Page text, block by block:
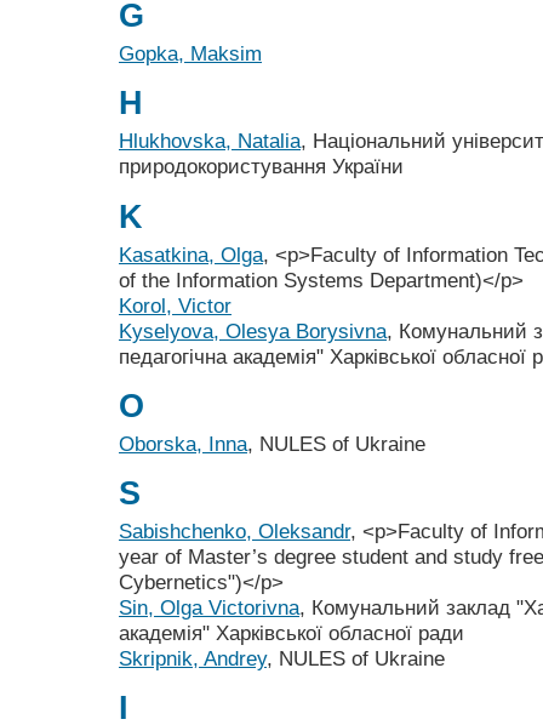
G
Gopka, Maksim
H
Hlukhovska, Natalia, Національний
природокористування України
K
Kasatkina, Olga, <p>Faculty of Information
of the Information Systems Department)</p>
Korol, Victor
Kyselyova, Olesya Borysivna, Комунальний
педагогічна академія" Харківської обласної
O
Oborska, Inna, NULES of Ukraine
S
Sabishchenko, Oleksandr, <p>Faculty of
year of Master’s degree student and study
Cybernetics")</p>
Sin, Olga Victorivna, Комунальний заклад
академія" Харківської обласної ради
Skripnik, Andrey, NULES of Ukraine
І